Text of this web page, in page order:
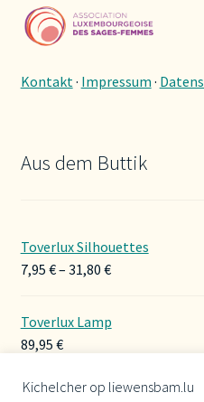
Kontakt· Impressum ·
Aus dem Buttik
Toverlux Silhouettes
7,95 €– 31,80 €Preisspanne:
Toverlux Lamp
89,95 €
Hoerbänner Wollwalk
Kichelcher op liewensbam.lu